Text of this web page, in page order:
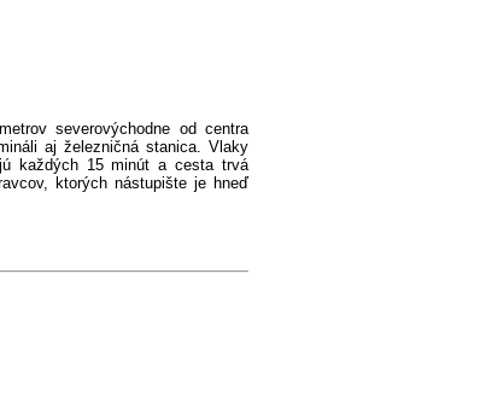
severovýchodne od centra
aj železničná stanica. Vlaky
každých 15 minút a cesta trvá
ktorých nástupište je hneď